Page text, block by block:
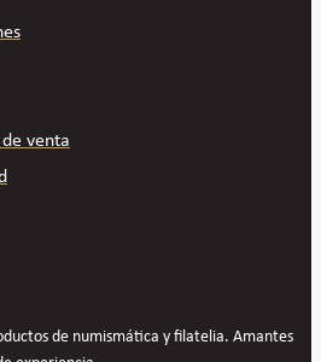
venta
de numismática y filatelia. Amantes